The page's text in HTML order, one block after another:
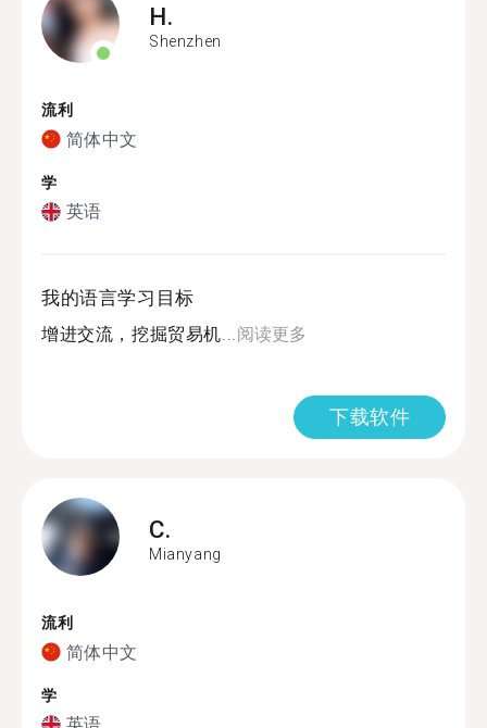
H.
Shenzhen
流利
简体中文
学
英语
我的语言学习目标
增进交流，挖掘贸易机...阅读更多
下载软件
C.
Mianyang
流利
简体中文
学